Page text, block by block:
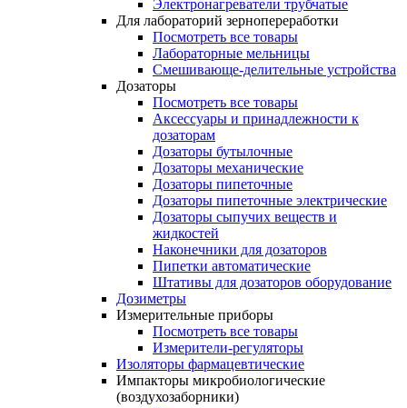
Электронагреватели трубчатые
Для лабораторий зернопереработки
Посмотреть все товары
Лабораторные мельницы
Смешивающе-делительные устройства
Дозаторы
Посмотреть все товары
Аксессуары и принадлежности к
дозаторам
Дозаторы бутылочные
Дозаторы механические
Дозаторы пипеточные
Дозаторы пипеточные электрические
Дозаторы сыпучих веществ и
жидкостей
Наконечники для дозаторов
Пипетки автоматические
Штативы для дозаторов оборудование
Дозиметры
Измерительные приборы
Посмотреть все товары
Измерители-регуляторы
Изоляторы фармацевтические
Импакторы микробиологические
(воздухозаборники)